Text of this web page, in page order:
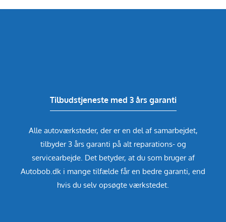
Tilbudstjeneste med 3 års garanti
Alle autoværksteder, der er en del af samarbejdet,
tilbyder 3 års garanti på alt reparations- og
servicearbejde. Det betyder, at du som bruger af
Autobob.dk i mange tilfælde får en bedre garanti, end
hvis du selv opsøgte værkstedet.